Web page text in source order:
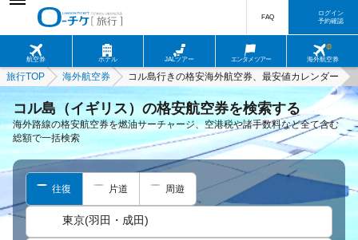
航空券 ホテル JALツアー エンタメツアー 海外航空券
FAQ
ログイン
予約確認
旅行TOP 海外航空券 コル島行きの格安海外航空券、最安値カレンダー
コル島（イギリス）の格安航空券を検索する
海外路線の格安航空券を燃油サーチャージ、空港税や諸手数料など全て含む
総額で一括検索
往復 片道 周遊
東京(羽田・成田)